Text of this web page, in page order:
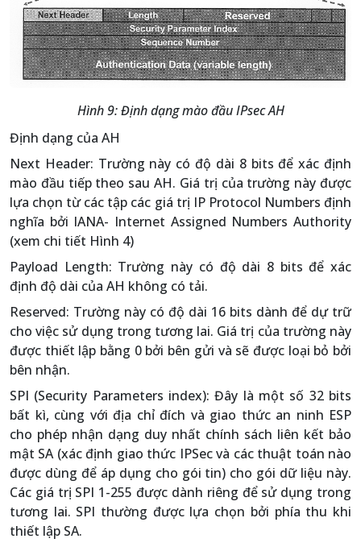
Hình 9: Định dạng mào đầu IPsec AH
Định dạng của AH
Next Header: Trường này có độ dài 8 bits để xác định
mào đầu tiếp theo sau AH. Giá trị của trường này được
lựa chọn từ các tập các giá trị IP Protocol Numbers định
nghĩa bởi IANA- Internet Assigned Numbers Authority
(xem chi tiết Hình 4)
Payload Length: Trường này có độ dài 8 bits để xác
định độ dài của AH không có tải.
Reserved: Trường này có độ dài 16 bits dành để dự trữ
cho việc sử dụng trong tương lai. Giá trị của trường này
được thiết lập bằng 0 bởi bên gửi và sẽ được loại bỏ bởi
bên nhận.
SPI (Security Parameters index): Đây là một số 32 bits
bất kì, cùng với địa chỉ đích và giao thức an ninh ESP
cho phép nhận dạng duy nhất chính sách liên kết bảo
mật SA (xác định giao thức IPSec và các thuật toán nào
được dùng để áp dụng cho gói tin) cho gói dữ liệu này.
Các giá trị SPI 1-255 được dành riêng để sử dụng trong
tương lai. SPI thường được lựa chọn bởi phía thu khi
thiết lập SA.